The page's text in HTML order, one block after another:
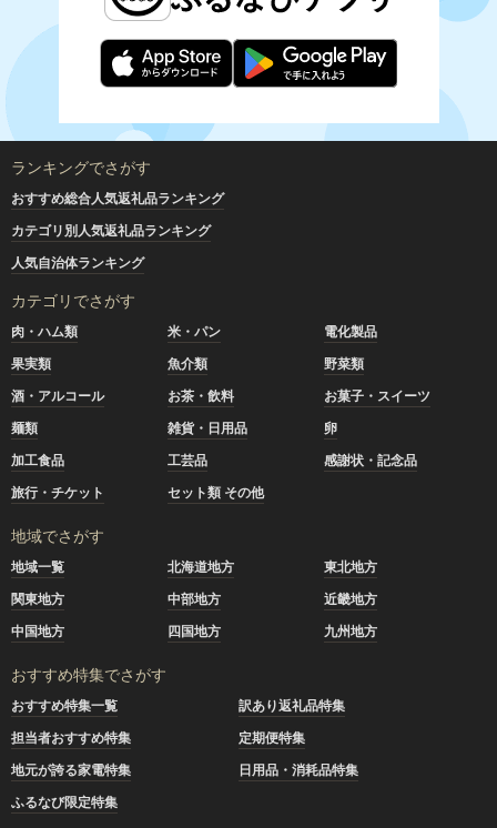
ランキングでさがす
おすすめ総合人気返礼品ランキング
カテゴリ別人気返礼品ランキング
人気自治体ランキング
カテゴリでさがす
肉・ハム類 米・パン
電化製品
果実類
魚介類
野菜類
酒・アルコール
お茶・飲料
お菓子・スイーツ
麺類
雑貨・日用品
卵
加工食品
工芸品
感謝状・記念品
旅行・チケット
セット類 その他
地域でさがす
地域一覧 北海道地方
東北地方
関東地方
中部地方
近畿地方
中国地方
四国地方 九州地方
おすすめ特集でさがす
おすすめ特集一覧
訳あり返礼品特集
担当者おすすめ特集
定期便特集
地元が誇る家電特集
日用品・消耗品特集
ふるなび限定特集